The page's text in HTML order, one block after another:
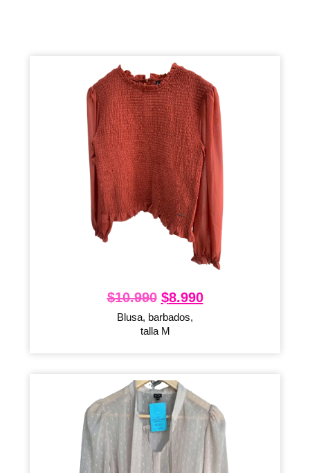
$10.990 $8.990
Blusa, barbados,
talla M